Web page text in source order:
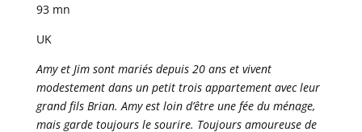
93 mn
UK
Amy et Jim sont mariés depuis 20 ans et vivent
modestement dans un petit trois appartement avec leur
grand fils Brian. Amy est loin d’être une fée du ménage,
mais garde toujours le sourire. Toujours amoureuse de